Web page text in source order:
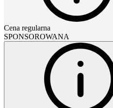
Cena regularna
SPONSOROWANA